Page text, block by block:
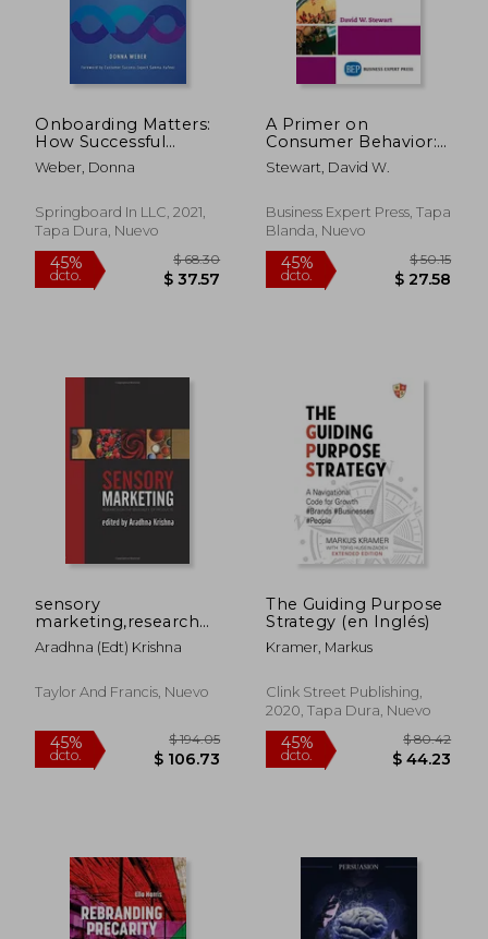
dcto. $ 175.84 dcto.
40%
dcto.
Onboarding Matters:
How Successful
Companies
Transform new
Champions (en
Inglés)
Weber, Donna
Springboard In LLC, 2021,
Tapa Dura, Nuevo
A Primer on
Consumer Behavior:
A Guide for Managers
(en Inglés)
Stewart, David W.
Business Expert Press, Tapa
Blanda, Nuevo
sensory
marketing,research
on the sensuality of
products
Aradhna (edt) Krishna
Taylor And Francis, Nuevo
The Guiding Purpose
Strategy (en Inglés)
Kramer, Markus
Clink Street Publishing,
2020, Tapa Dura, Nuevo